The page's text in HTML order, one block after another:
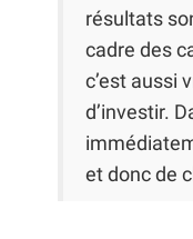
résultats
cadre des
c’est aussi
d’investir.
et donc de